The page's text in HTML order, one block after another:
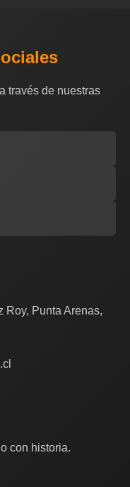
través de nuestras
Roy, Punta Arenas,
con historia.